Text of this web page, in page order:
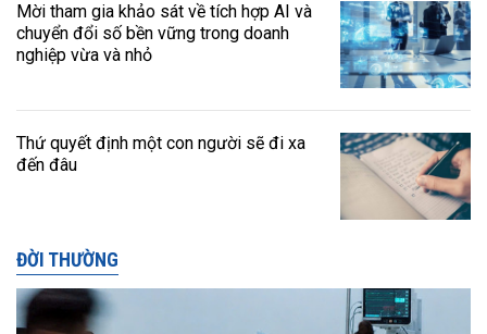
Mời tham gia khảo sát về tích hợp AI và
chuyển đổi số bền vững trong doanh
nghiệp vừa và nhỏ
Thứ quyết định một con người sẽ đi xa
đến đâu
ĐỜI THƯỜNG